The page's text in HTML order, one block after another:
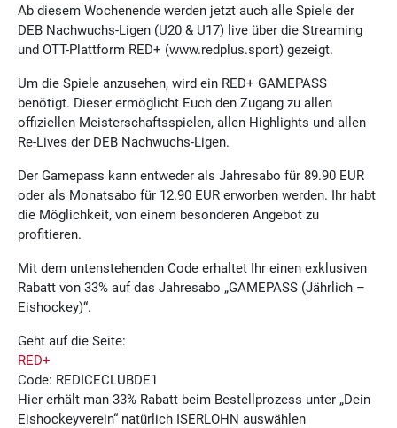
Ab diesem Wochenende werden jetzt auch alle Spiele der
DEB Nachwuchs-Ligen (U20 & U17) live über die Streaming
und OTT-Plattform RED+ (www.redplus.sport) gezeigt.
Um die Spiele anzusehen, wird ein RED+ GAMEPASS
benötigt. Dieser ermöglicht Euch den Zugang zu allen
offiziellen Meisterschaftsspielen, allen Highlights und allen
Re-Lives der DEB Nachwuchs-Ligen.
Der Gamepass kann entweder als Jahresabo für 89.90 EUR
oder als Monatsabo für 12.90 EUR erworben werden. Ihr habt
die Möglichkeit, von einem besonderen Angebot zu
profitieren.
Mit dem untenstehenden Code erhaltet Ihr einen exklusiven
Rabatt von 33% auf das Jahresabo „GAMEPASS (Jährlich –
Eishockey)“.
Geht auf die Seite:
RED+
Code: REDICECLUBDE1
Hier erhält man 33% Rabatt beim Bestellprozess unter „Dein
Eishockeyverein“ natürlich ISERLOHN auswählen